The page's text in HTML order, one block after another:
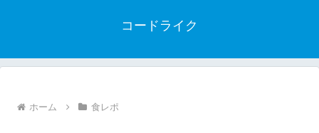
コードライク
ホーム 食レポ